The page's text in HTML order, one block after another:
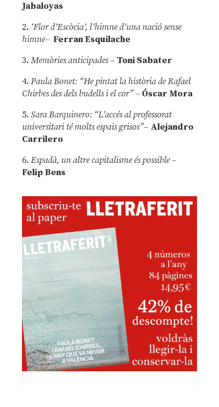
Jabaloyas
2. ‘Flor d’Escòcia’, l’himne d’una nació sense
himne– Ferran Esquilache
3. Memòries anticipades– Toni Sabater
4. Paula Bonet: “He pintat la història de Rafael
Chirbes des dels budells i el cor” –Óscar Mora
5. Sara Barquinero: “L’accés al professorat
universitari té molts espais grisos”– Alejandro
Carrilero
6. Espadà, un altre capitalisme és possible –
Felip Bens